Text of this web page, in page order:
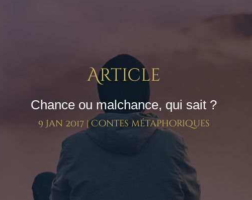
Article
Chance ou malchance, qui sait ?
9 Jan 2017 |Contes métaphoriques